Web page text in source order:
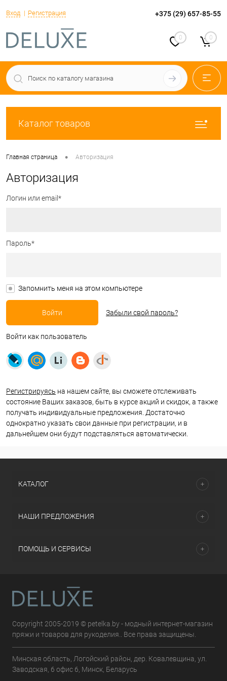
Вход Регистрация +375 (29) 657-85-55
0 0
Каталог товаров
Главная страница • Авторизация
Авторизация
Логин или email*
Пароль*
Запомнить меня на этом компьютере
Забыли свой пароль?
Войти как пользователь
Регистрируясь на нашем сайте, вы сможете отслеживать
состояние Ваших заказов, быть в курсе акций и скидок, а также
получать индивидуальные предложения. Достаточно
однократно указать свои данные при регистрации, и в
дальнейшем они будут подставляться автоматически.
КАТАЛОГ
НАШИ ПРЕДЛОЖЕНИЯ
ПОМОЩЬ И СЕРВИСЫ
Copyright 2005-2019 © petelka.by - модный интернет-магазин
пряжи и товаров для рукоделия.. Все права защищены.
Минская область, Логойский район, дер. Ковалевщина, ул.
Заводская, 6 офис 6, Минск, Беларусь